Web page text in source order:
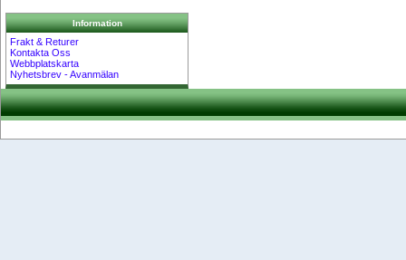
Information
Frakt & Returer
Kontakta Oss
Webbplatskarta
Nyhetsbrev - Avanmälan